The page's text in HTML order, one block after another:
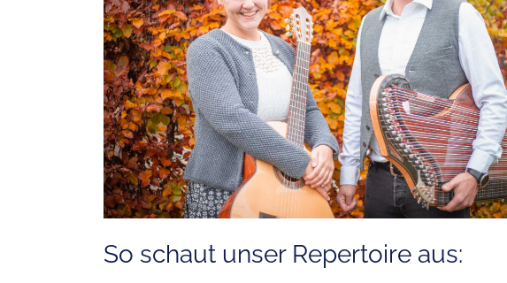
So schaut unser Repertoire aus: